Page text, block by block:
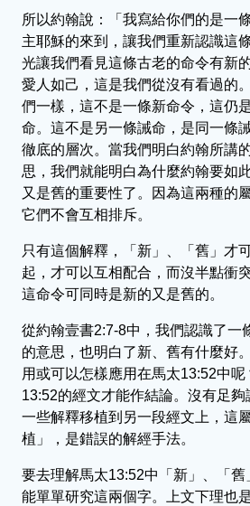
所以約翰說：「我寫給你們的是一
主耶穌的來到，讓我們重新認識這
光讓我們看見這條古老的命令有新
愛人如己，這是我們從沒有看過的
們一樣，這不是一條新命令，這仍
命。這不是另一條誡命，是同一條
徹底的層次。當我們明白約翰所講
思，我們就能明白為什麼約翰要如
又是舊的重要性了。因為這兩種的
它們不會互相排斥。
只有這個解釋，「新」、「舊」才
起，才可以互相配合，而沒半點衝
這命令可同時是新的又是舊的。
從約翰壹書2:7-8中，我們認識了一
的意思，也明白了新、舊有什麼好
用或可以怎樣應用在馬太13:52中
13:52的經文才能作結論。沒有足
一些解釋移植到另一段經文上，這
植」，是錯誤的解經手法。
要去理解馬太13:52中「新」、「
能單單研究這兩個字。上文下理也